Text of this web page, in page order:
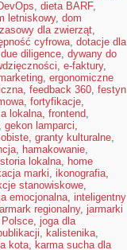
, dieta BARF,
letniskowy, dom
dla zwierząt,
cyfrowa, dotacje dla
due diligence, dywany do
, e-faktury,
, ergonomiczne
, feedback 360, festyn
, fortyfikacje,
lokalna, frontend,
, gekon lamparci,
, granty kulturalne,
, hamakowanie,
lokalna, home
marki, ikonografia,
stanowiskowe,
emocjonalna, inteligentny
regionalny, jarmarki
, joga dla
, kalistenika,
kota, karma sucha dla